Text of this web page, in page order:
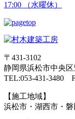
17:00 （水曜休）
〒431-3102
静岡県浜松市中央区
TEL:053-431-3480
【施工地域】
浜松市・湖西市・